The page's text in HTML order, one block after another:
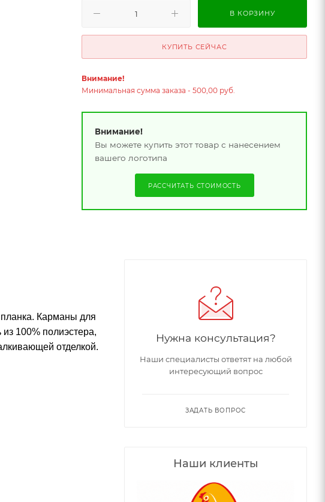
В КОРЗИНУ
КУПИТЬ СЕЙЧАС
Внимание!
Минимальная сумма заказа - 500,00 руб.
Внимание!
Вы можете купить этот товар с нанесением
вашего логотипа
РАССЧИТАТЬ СТОИМОСТЬ
Карманы для
100% полиэстера,
отделкой.
Нужна консультация?
Наши специалисты ответят на любой
интересующий вопрос
ЗАДАТЬ ВОПРОС
Наши клиенты